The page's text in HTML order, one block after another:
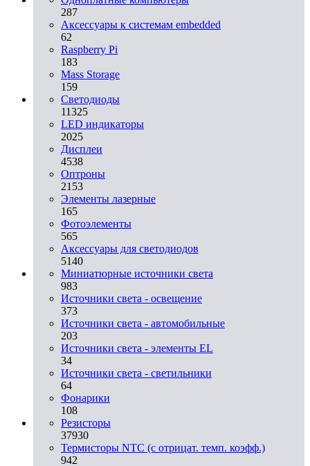
287
Аксессуары к системам embedded
62
Raspberry Pi
183
Mass Storage
159
Светодиоды
11325
LED индикаторы
2025
Дисплеи
4538
Оптроны
2153
Элементы лазерные
165
Фотоэлементы
565
Аксессуары для светодиодов
5140
Миниатюрные источники света
983
Источники света - освещение
373
Источники света - автомобильные
203
Источники света - элементы EL
34
Источники света - светильники
64
Фонарики
108
Резисторы
37930
Термисторы NTC (с отрицат. темп. коэфф.)
942